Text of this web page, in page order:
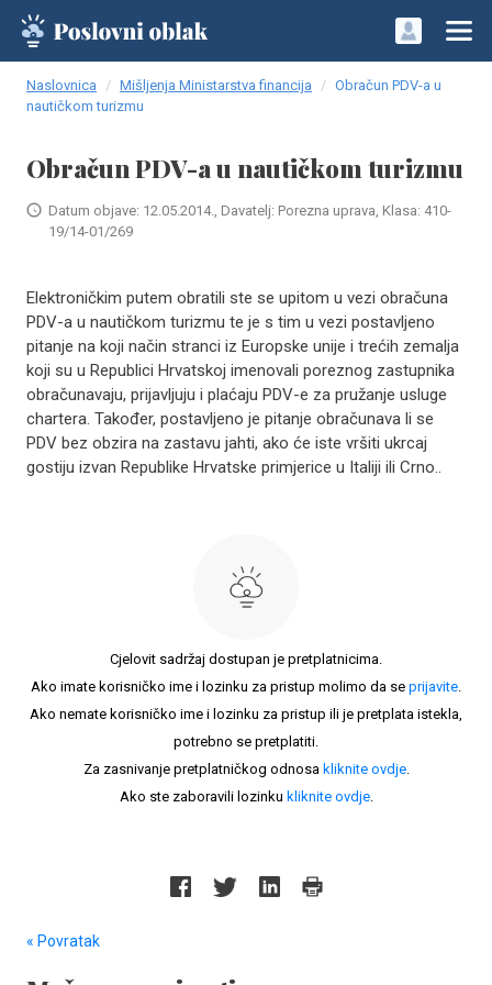
Naslovnica Mišljenja Ministarstva financija
Obračun PDV-a u
nautičkom turizmu
Obračun PDV-a u nautičkom turizmu
Datum objave: 12.05.2014., Davatelj: Porezna uprava, Klasa: 410-
19/14-01/269
Elektroničkim putem obratili ste se upitom u vezi obračuna
PDV-a u nautičkom turizmu te je s tim u vezi postavljeno
pitanje na koji način stranci iz Europske unije i trećih zemalja
koji su u Republici Hrvatskoj imenovali poreznog zastupnika
obračunavaju, prijavljuju i plaćaju PDV-e za pružanje usluge
chartera. Također, postavljeno je pitanje obračunava li se
PDV bez obzira na zastavu jahti, ako će iste vršiti ukrcaj
gostiju izvan Republike Hrvatske primjerice u Italiji ili Crno..
Cjelovit sadržaj dostupan je pretplatnicima.
Ako imate korisničko ime i lozinku za pristup molimo da se prijavite.
Ako nemate korisničko ime i lozinku za pristup ili je pretplata istekla,
potrebno se pretplatiti.
Za zasnivanje pretplatničkog odnosa kliknite ovdje.
Ako ste zaboravili lozinku kliknite ovdje.
« Povratak